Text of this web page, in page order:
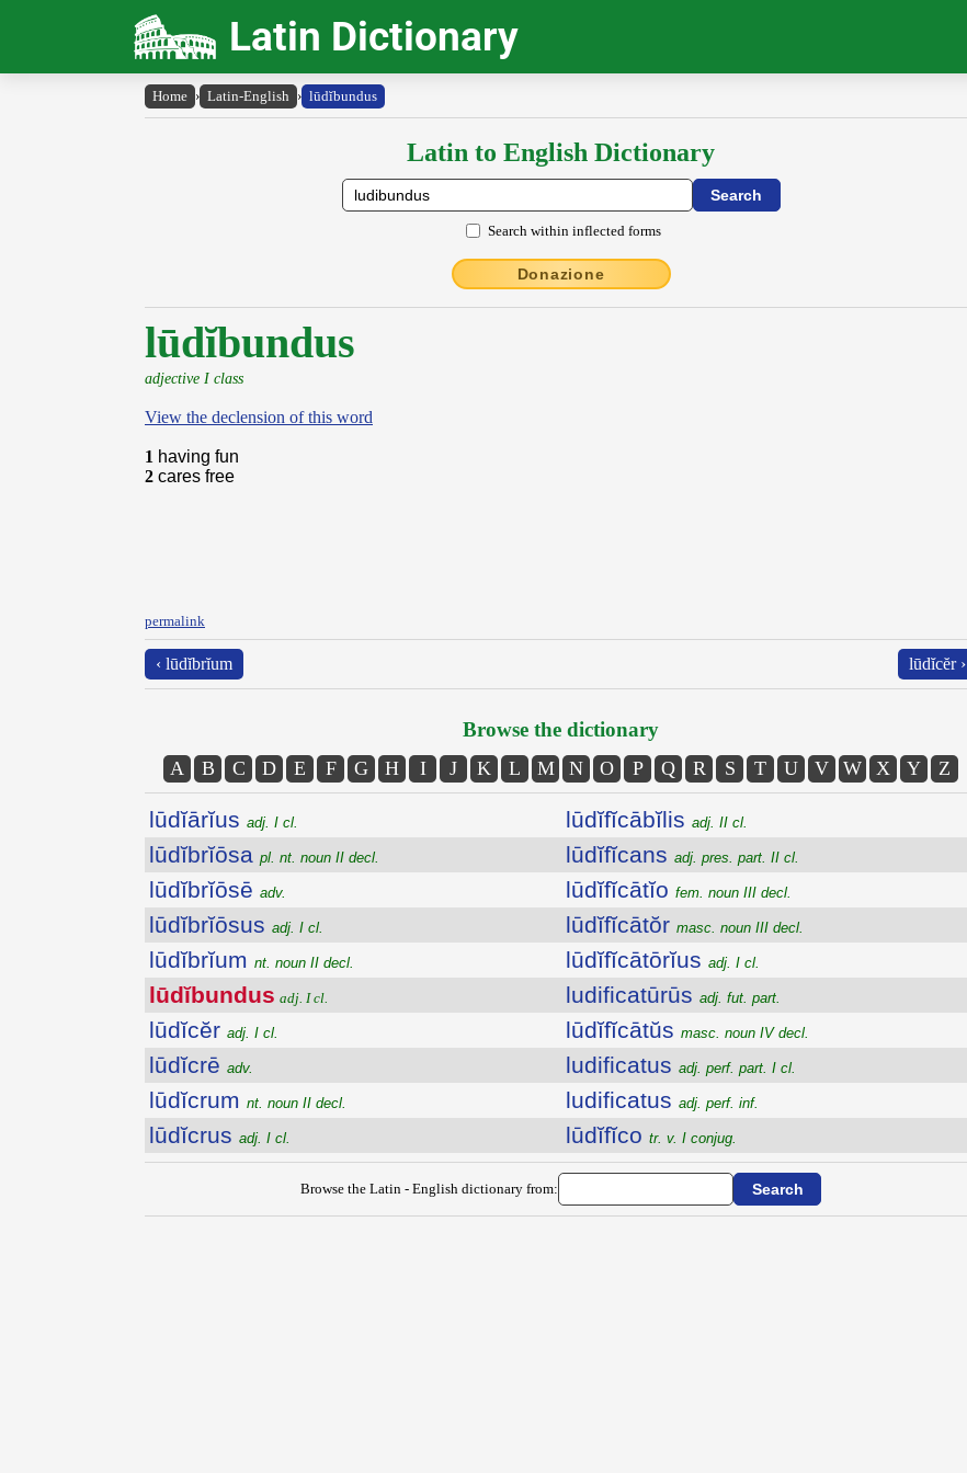
Latin Dictionary
Home › Latin-English › lūdĭbundus
Latin to English Dictionary
Search within inflected forms
Donazione
lūdĭbundus
adjective I class
View the declension of this word
1 having fun
2 cares free
permalink
‹ lūdĭbrĭum lūdĭcĕr ›
Browse the dictionary
A B C D E F G H I J K L M N O P Q R S T U V W X Y Z
lūdĭārĭus adj. I cl.
lūdĭbrĭōsa pl. nt. noun II decl.
lūdĭbrĭōsē adv.
lūdĭbrĭōsus adj. I cl.
lūdĭbrĭum nt. noun II decl.
lūdĭbundus adj. I cl.
lūdĭcĕr adj. I cl.
lūdĭcrē adv.
lūdĭcrum nt. noun II decl.
lūdĭcrus adj. I cl.
lūdĭfĭcābĭlis adj. II cl.
lūdĭfĭcans adj. pres. part. II cl.
lūdĭfĭcātĭo fem. noun III decl.
lūdĭfĭcātŏr masc. noun III decl.
lūdĭfĭcātōrĭus adj. I cl.
ludificatūrūs adj. fut. part.
lūdĭfĭcātŭs masc. noun IV decl.
ludificatus adj. perf. part. I cl.
ludificatus adj. perf. inf.
lūdĭfĭco tr. v. I conjug.
Browse the Latin - English dictionary from: